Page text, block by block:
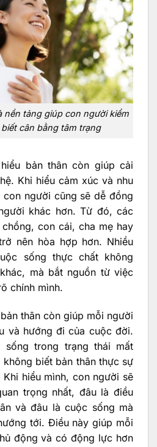
nền tảng giúp con người kiểm
cân bằng tâm trạng
bản thân còn giúp cải
Khi hiểu cảm xúc và nhu
con người cũng sẽ dễ đồng
khác hơn. Từ đó, các
con cái, cha mẹ hay
nên hòa hợp hơn. Nhiều
sống thực chất không
mà bắt nguồn từ việc
chính mình.
thân còn giúp mỗi người
và hướng đi của cuộc đời.
sống trong trạng thái mất
biết bản thân thực sự
hiểu mình, con người sẽ
trọng nhất, đâu là điều
và đâu là cuộc sống mà
tới. Điều này giúp mỗi
động và có động lực hơn